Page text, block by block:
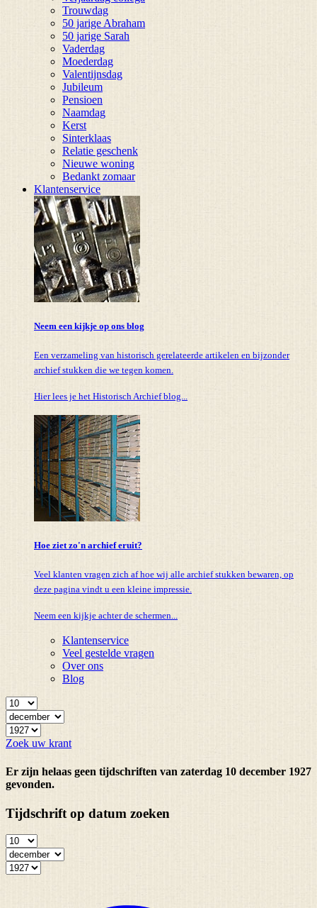
Trouwdag
50 jarige Abraham
50 jarige Sarah
Vaderdag
Moederdag
Valentijnsdag
Jubileum
Pensioen
Naamdag
Kerst
Sinterklaas
Relatie geschenk
Nieuwe woning
Bedankt zomaar
Klantenservice
Neem een kijkje op ons blog
Een verzameling van historisch gerelateerde artikelen en bijzonder
archief stukken die we tegen komen.
Hier lees je het Historisch Archief blog...
Hoe ziet zo'n archief eruit?
Veel klanten vragen zich af hoe wij alle archief stukken bewaren, op
deze pagina vindt u een kleine impressie.
Neem een kijkje achter de schermen...
Klantenservice
Veel gestelde vragen
Over ons
Blog
Zoek uw krant
Er zijn helaas geen tijdschriften van zaterdag 10 december 1927
gevonden.
Tijdschrift op datum zoeken